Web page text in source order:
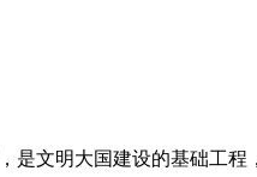
是文明大国建设的基础工程